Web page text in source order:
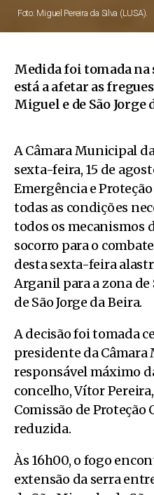
Foto: Miguel Pereira da Silva (LUSA).
Medida foi tomada na
está a afetar as
Miguel e de São Jorge
A Câmara Municipal
sexta-feira, 15 de
Emergência e
todas as condições
todos os mecanismos
socorro para o
desta sexta-feira
Arganil para a zona de
de São Jorge da Beira.
A decisão foi tomada
presidente da
responsável máximo
concelho, Vítor
Comissão de Proteção
reduzida.
Às 16h00, o fogo
extensão da serra